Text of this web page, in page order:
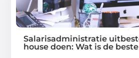
Salarisadministratie
house doen: Wat is de